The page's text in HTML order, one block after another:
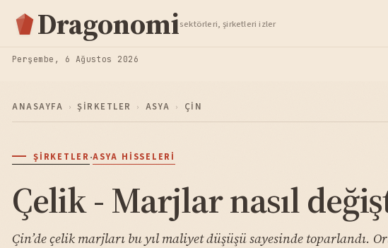
Dragonomisektörleri, şirketleri izler
Perşembe, 6 Ağustos 2026
ANASAYFA › ŞIRKETLER › ASYA › ÇIN
ŞIRKETLER·ASYA HISSELERI
Çelik - Marjlar nasıl
Çin’de çelik marjları bu yıl maliyet düşüşü sayesinde toparlandı.